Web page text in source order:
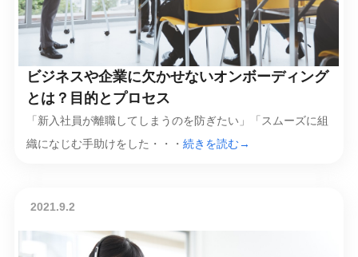
ビジネスや企業に欠かせないオンボーディング
とは？目的とプロセス
「新入社員が離職してしまうのを防ぎたい」「スムーズに組
織になじむ手助けをした・・・ 続きを読む→
2021.9.2